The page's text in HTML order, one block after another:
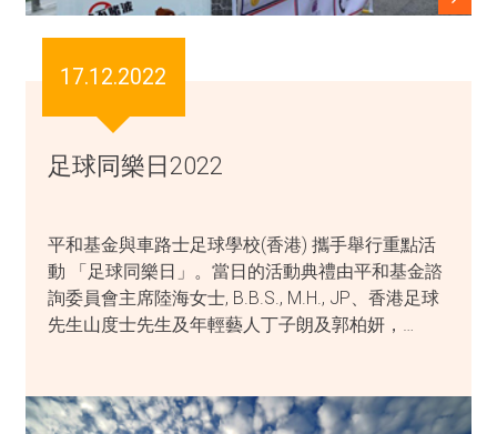
17.12.2022
足球同樂日2022
平和基金與車路士足球學校(香港) 攜手舉行重點活
動 「足球同樂日」。當日的活動典禮由平和基金諮
詢委員會主席陸海女士, B.B.S., M.H., JP、香港足球
先生山度士先生及年輕藝人丁子朗及郭柏妍，…